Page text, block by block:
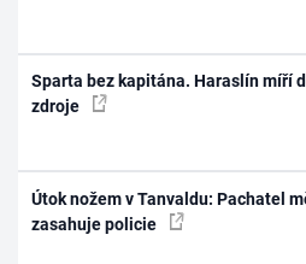
Sparta bez kapitána. Haraslín míří
zdroje
Útok nožem v Tanvaldu: Pachatel
zasahuje policie